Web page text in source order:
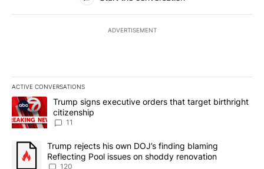
ADVERTISEMENT
ACTIVE CONVERSATIONS
The following is a list of the most commented articles in the last
A trending article titled "Trump signs executive orders that
Trump signs executive orders that target birthright
citizenship
11
A trending article titled "Trump rejects his own DOJ’s finding
Trump rejects his own DOJ’s finding blaming
Reflecting Pool issues on shoddy renovation
120